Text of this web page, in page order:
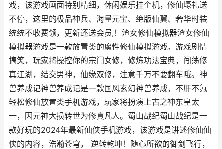
戏，该游戏画面特别精细，休闲娱乐挂个机，修仙壕礼送
不停，这里的极品神兵、海量元宝、绝版仙翼、奢华时装
统统不收费领，更新还送会员,！渣女修仙模拟器渣女修仙
模拟器游戏是一款放置类的魔性修仙模拟游戏。游戏剧情
搞笑，玩家将操控你的宗门女修，修炼功法宝典，闯荡修
真江湖，结交男神，仙缘双修，注意千万不要翻车哦。神
兽养成记神兽养成记是一款国风玄幻神兽养成，不肝不氪
轻松修仙放置类手机游戏，玩家将扮演上古之神东皇太
一，因元神大损转世为修真凡人。蜀山战纪蜀山战纪是一
款好玩的2024年最新仙侠手机游戏，该游戏是讲述修仙仙
侠的内容，浩瀚苍穹， 逆转乾坤！随心所欲的御剑飞行，